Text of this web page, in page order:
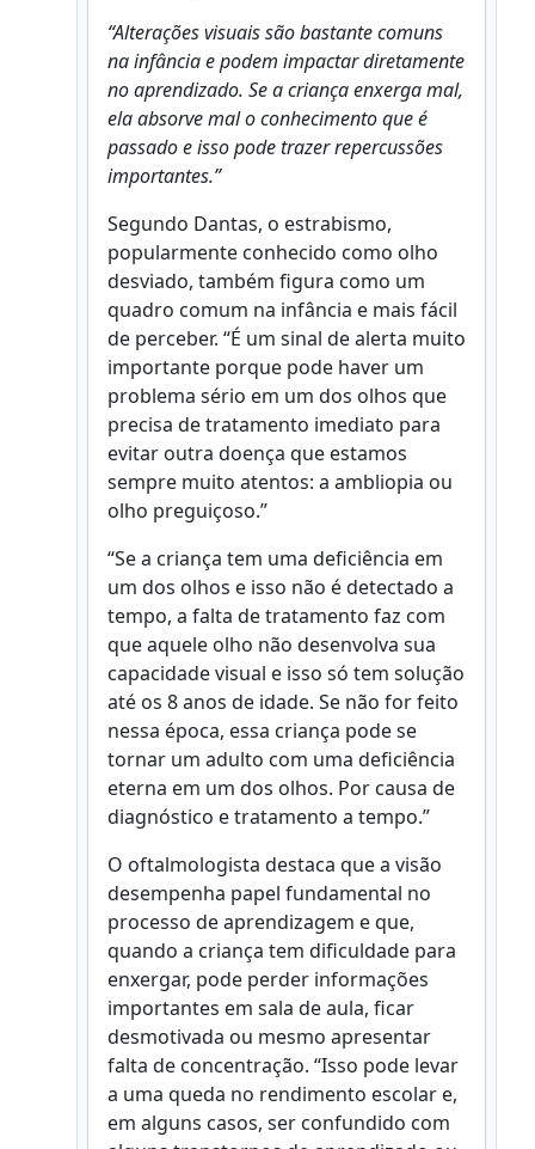
“Alterações visuais são bastante comuns
na infância e podem impactar diretamente
no aprendizado. Se a criança enxerga mal,
ela absorve mal o conhecimento que é
passado e isso pode trazer repercussões
importantes.”
Segundo Dantas, o estrabismo,
popularmente conhecido como olho
desviado, também figura como um
quadro comum na infância e mais fácil
de perceber. “É um sinal de alerta muito
importante porque pode haver um
problema sério em um dos olhos que
precisa de tratamento imediato para
evitar outra doença que estamos
sempre muito atentos: a ambliopia ou
olho preguiçoso.”
“Se a criança tem uma deficiência em
um dos olhos e isso não é detectado a
tempo, a falta de tratamento faz com
que aquele olho não desenvolva sua
capacidade visual e isso só tem solução
até os 8 anos de idade. Se não for feito
nessa época, essa criança pode se
tornar um adulto com uma deficiência
eterna em um dos olhos. Por causa de
diagnóstico e tratamento a tempo.”
O oftalmologista destaca que a visão
desempenha papel fundamental no
processo de aprendizagem e que,
quando a criança tem dificuldade para
enxergar, pode perder informações
importantes em sala de aula, ficar
desmotivada ou mesmo apresentar
falta de concentração. “Isso pode levar
a uma queda no rendimento escolar e,
em alguns casos, ser confundido com